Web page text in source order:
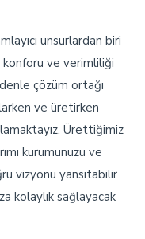
unsurlardan biri
konforu ve verimliliği
çözüm ortağı
ve üretirken
Ürettiğimiz
kurumunuzu ve
vizyonu yansıtabilir
kolaylık sağlayacak